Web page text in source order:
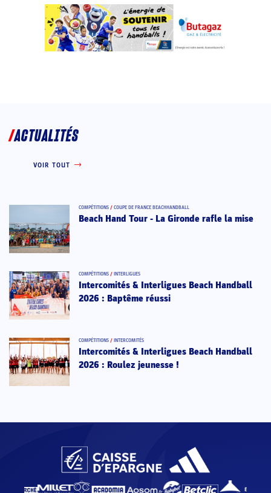
ACTUALITÉS
VOIR TOUT
COMPÉTITIONS / COUPE DE FRANCE BEACHHANDBALL
Beach Hand Tour - La Gironde rafle la mise
COMPÉTITIONS / INTERLIGUES
Intercomités & Interligues Beach Handball
2026 : Baptême réussi
COMPÉTITIONS / INTERCOMITÉS
Intercomités & Interligues Beach Handball
2026 : Roulez jeunesse !